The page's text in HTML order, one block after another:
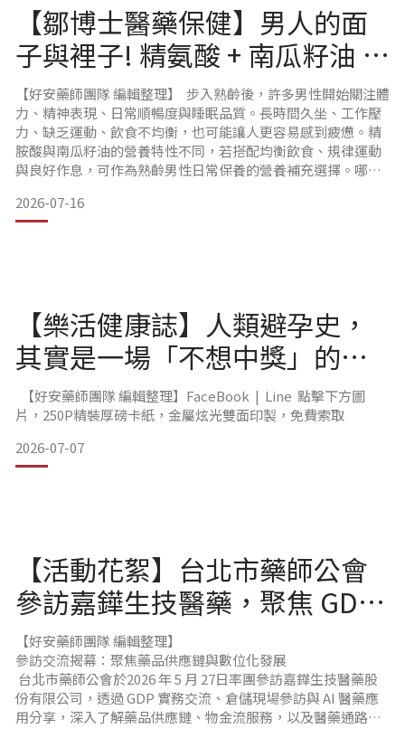
【鄒博士醫藥保健】男人的面
子與裡子! 精氨酸 + 南瓜籽油 雙
向保養全攻略
【好安藥師團隊 編輯整理】 步入熟齡後，許多男性開始關注體
力、精神表現、日常順暢度與睡眠品質。長時間久坐、工作壓
力、缺乏運動、飲食不均衡，也可能讓人更容易感到疲憊。精
胺酸與南瓜籽油的營養特性不同，若搭配均衡飲食、規律運動
與良好作息，可作為熟齡男性日常保養的營養補充選擇。哪些
視自己的生活習慣與營養攝取：35歲以上，開始重視熟齡保養
的男性長時間久坐辦公、工作忙碌或下班後較少運動經常感到
2026-07-16
【樂活健康誌】人類避孕史，
其實是一場「不想中獎」的千
年戰爭
【好安藥師團隊 編輯整理】FaceBook | Line 點擊下方圖
片，250P精裝厚磅卡紙，金屬炫光雙面印製，免費索取
2026-07-07
【活動花絮】台北市藥師公會
參訪嘉鏵生技醫藥，聚焦 GDP
實務與 AI 時代藥師新角色
【好安藥師團隊 編輯整理】
參訪交流揭幕：聚焦藥品供應鏈與數位化發展
台北市藥師公會於2026 年 5 月 27日率團參訪嘉鏵生技醫藥股
份有限公司，透過 GDP 實務交流、倉儲現場參訪與 AI 醫藥應
用分享，深入了解藥品供應鏈、物金流服務，以及醫藥通路在